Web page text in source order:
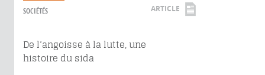
SOCIÉTÉS ARTICLE
De l’angoisse à la lutte, une
histoire du sida